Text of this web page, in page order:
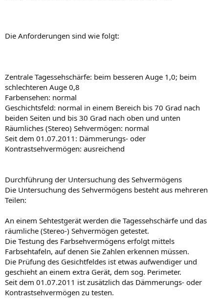
Die Anforderungen sind wie folgt:
Zentrale Tagessehschärfe: beim besseren Auge 1,0; beim
schlechteren Auge 0,8
Farbensehen: normal
Geschichtsfeld: normal in einem Bereich bis 70 Grad nach
beiden Seiten und bis 30 Grad nach oben und unten
Räumliches (Stereo) Sehvermögen: normal
Seit dem 01.07.2011: Dämmerungs- oder
Kontrastsehvermögen: ausreichend
Durchführung der Untersuchung des Sehvermögens
Die Untersuchung des Sehvermögens besteht aus mehreren
Teilen:
An einem Sehtestgerät werden die Tagessehschärfe und das
räumliche (Stereo-) Sehvermögen getestet.
Die Testung des Farbsehvermögens erfolgt mittels
Farbsehtafeln, auf denen Sie Zahlen erkennen müssen.
Die Prüfung des Gesichtfeldes ist etwas aufwendiger und
geschieht an einem extra Gerät, dem sog. Perimeter.
Seit dem 01.07.2011 ist zusätzlich das Dämmerungs- oder
Kontrastsehvermögen zu testen.